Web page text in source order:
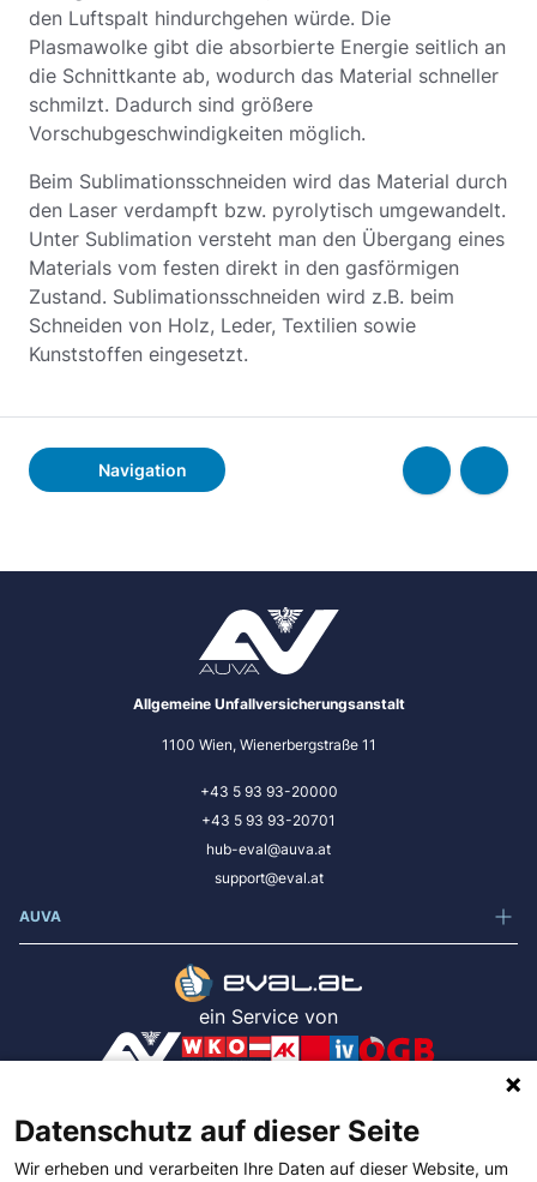
den Luftspalt hindurchgehen würde. Die
Plasmawolke gibt die absorbierte Energie seitlich an
die Schnittkante ab, wodurch das Material schneller
schmilzt. Dadurch sind größere
Vorschubgeschwindigkeiten möglich.
Beim Sublimationsschneiden wird das Material durch
den Laser verdampft bzw. pyrolytisch umgewandelt.
Unter Sublimation versteht man den Übergang eines
Materials vom festen direkt in den gasförmigen
Zustand. Sublimationsschneiden wird z.B. beim
Schneiden von Holz, Leder, Textilien sowie
Kunststoffen eingesetzt.
Navigation
Allgemeine Unfallversicherungsanstalt
1100 Wien, Wienerbergstraße 11
+43 5 93 93-20000
+43 5 93 93-20701
hub-eval@auva.at
support@eval.at
AUVA
ein Service von
Impressum
Datenschutz auf dieser Seite
Wir erheben und verarbeiten Ihre Daten auf dieser Website, um